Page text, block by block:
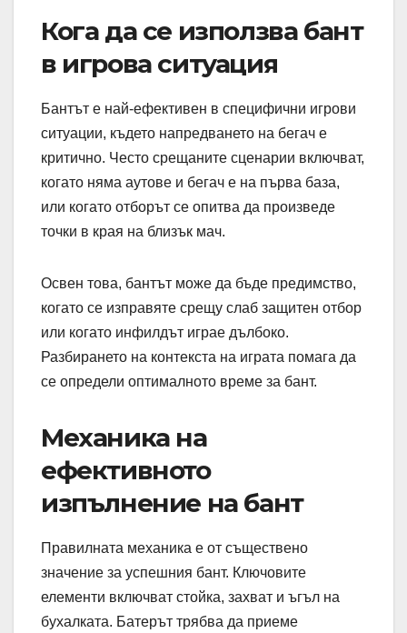
Кога да се използва бант
в игрова ситуация
Бантът е най-ефективен в специфични игрови
ситуации, където напредването на бегач е
критично. Често срещаните сценарии включват,
когато няма аутове и бегач е на първа база,
или когато отборът се опитва да произведе
точки в края на близък мач.
Освен това, бантът може да бъде предимство,
когато се изправяте срещу слаб защитен отбор
или когато инфилдът играе дълбоко.
Разбирането на контекста на играта помага да
се определи оптималното време за бант.
Механика на
ефективното
изпълнение на бант
Правилната механика е от съществено
значение за успешния бант. Ключовите
елементи включват стойка, захват и ъгъл на
бухалката. Батерът трябва да приеме